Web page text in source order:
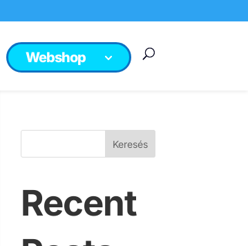
Webshop
Keresés
Recent